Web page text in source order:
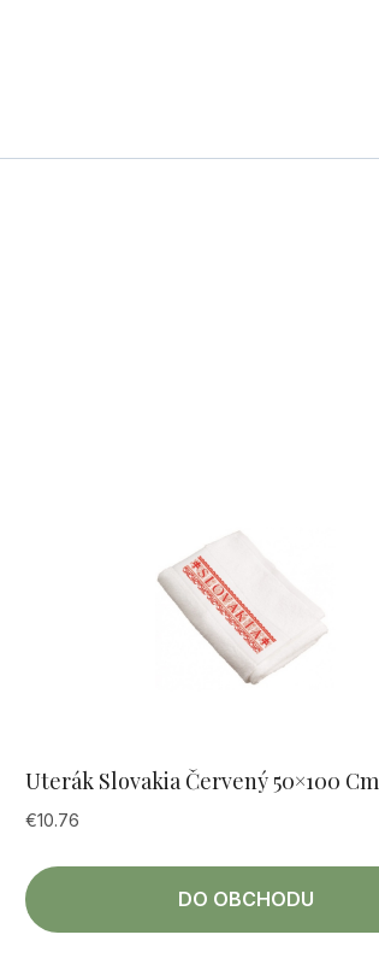
Uterák Slovakia Červený 50×100 Cm
€10.76
DO OBCHODU